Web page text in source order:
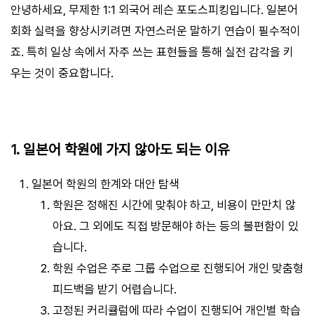
안녕하세요, 무제한 1:1 외국어 레슨 포도스피킹입니다. 일본어
회화 실력을 향상시키려면 자연스러운 말하기 연습이 필수적이
죠. 특히 일상 속에서 자주 쓰는 표현들을 통해 실전 감각을 키
우는 것이 중요합니다.
1. 일본어 학원에 가지 않아도 되는 이유
일본어 학원의 한계와 대안 탐색
학원은 정해진 시간에 맞춰야 하고, 비용이 만만치 않
아요. 그 외에도 직접 방문해야 하는 등의 불편함이 있
습니다.
학원 수업은 주로 그룹 수업으로 진행되어 개인 맞춤형
피드백을 받기 어렵습니다.
고정된 커리큘럼에 따라 수업이 진행되어 개인별 학습